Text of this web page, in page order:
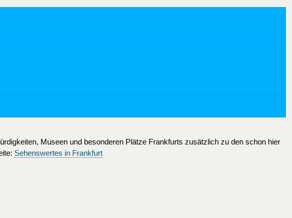
Museen und besonderen Plätze Frankfurts zusätzlich zu den schon hier
Sehenswertes in Frankfurt